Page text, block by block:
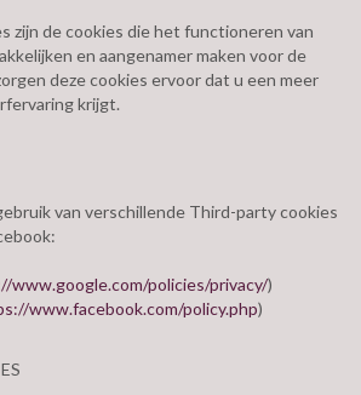
zijn de cookies die het functioneren van
en aangenamer maken voor de
deze cookies ervoor dat u een meer
krijgt.
van verschillende Third-party cookies
www.google.com/policies/privacy/)
www.facebook.com/policy.php)